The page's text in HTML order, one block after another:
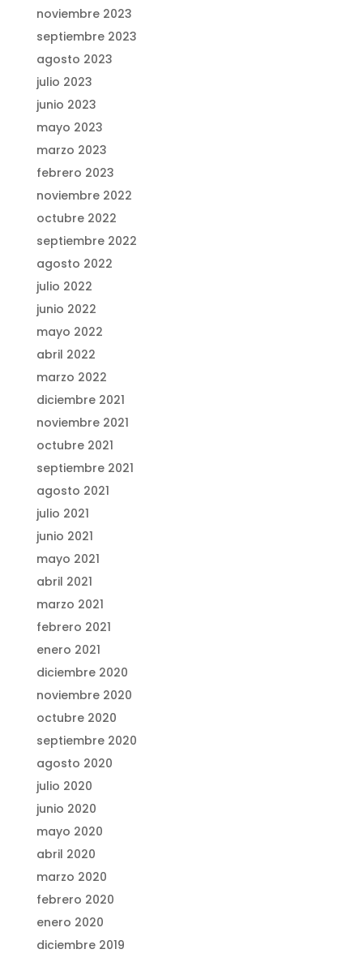
noviembre 2023
septiembre 2023
agosto 2023
julio 2023
junio 2023
mayo 2023
marzo 2023
febrero 2023
noviembre 2022
octubre 2022
septiembre 2022
agosto 2022
julio 2022
junio 2022
mayo 2022
abril 2022
marzo 2022
diciembre 2021
noviembre 2021
octubre 2021
septiembre 2021
agosto 2021
julio 2021
junio 2021
mayo 2021
abril 2021
marzo 2021
febrero 2021
enero 2021
diciembre 2020
noviembre 2020
octubre 2020
septiembre 2020
agosto 2020
julio 2020
junio 2020
mayo 2020
abril 2020
marzo 2020
febrero 2020
enero 2020
diciembre 2019